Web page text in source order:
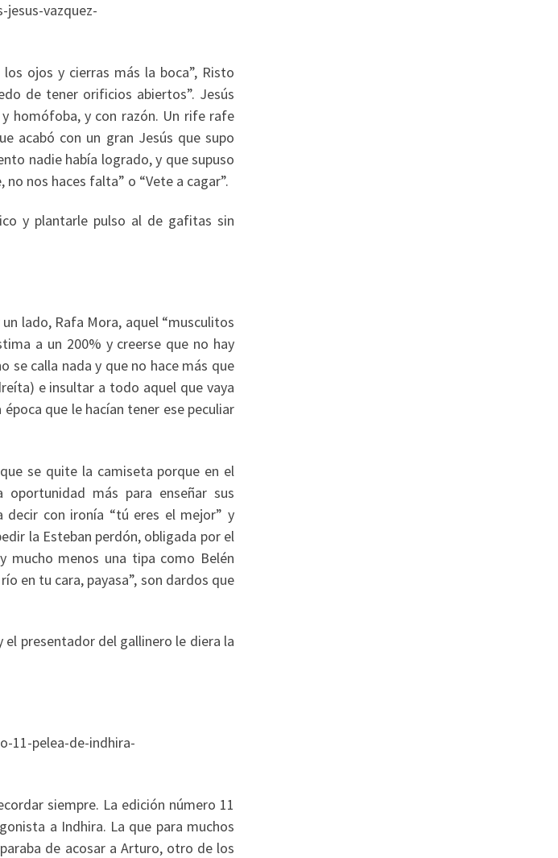
vazquez-
ojos y cierras más la boca”, Risto
de tener orificios abiertos”. Jesús
homófoba, y con razón. Un rife rafe
acabó con un gran Jesús que supo
nadie había logrado, y que supuso
nos haces falta” o “Vete a cagar”.
y plantarle pulso al de gafitas sin
un lado, Rafa Mora, aquel “musculitos
a un 200% y creerse que no hay
se calla nada y que no hace más que
e insultar a todo aquel que vaya
que le hacían tener ese peculiar
se quite la camiseta porque en el
más para enseñar sus
decir con ironía “tú eres el mejor” y
la Esteban perdón, obligada por el
mucho menos una tipa como Belén
en tu cara, payasa”, son dardos que
el presentador del gallinero le diera la
11-pelea-de-indhira-
siempre. La edición número 11
a Indhira. La que para muchos
de acosar a Arturo, otro de los